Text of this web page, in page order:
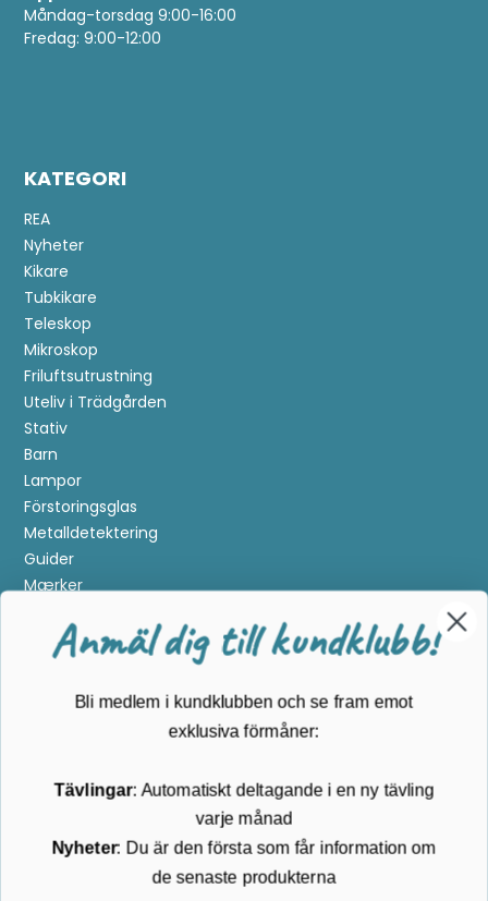
Måndag-torsdag 9:00-16:00
Fredag: 9:00-12:00
KATEGORI
REA
Nyheter
Kikare
Tubkikare
Teleskop
Mikroskop
Friluftsutrustning
Uteliv i Trädgården
Stativ
Barn
Lampor
Förstoringsglas
Metalldetektering
Guider
Mærker
Kundservice
Köpvillkor
Om Kikkertland
Prenumerera på vårt nyhetsbrev
Anmäl dig till kundklubb!
Bli medlem i kundklubben och se fram emot
exklusiva förmåner:
Tävlingar: Automatiskt deltagande i en ny tävling
varje månad
de senaste produkterna